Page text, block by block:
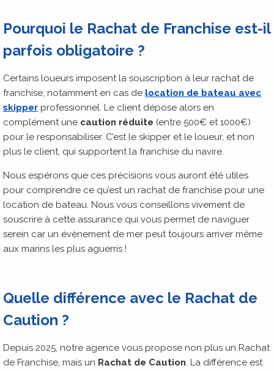
Pourquoi le Rachat de Franchise est-il
parfois obligatoire ?
Certains loueurs imposent la souscription à leur rachat de
franchise, notamment en cas de location de bateau avec
skipper professionnel. Le client dépose alors en
complément une caution réduite (entre 500€ et 1000€)
pour le responsabiliser. C’est le skipper et le loueur, et non
plus le client, qui supportent la franchise du navire.
Nous espérons que ces précisions vous auront été utiles
pour comprendre ce qu’est un rachat de franchise pour une
location de bateau. Nous vous conseillons vivement de
souscrire à cette assurance qui vous permet de naviguer
serein car un évènement de mer peut toujours arriver même
aux marins les plus aguerris !
Quelle différence avec le Rachat de
Caution ?
Depuis 2025, notre agence vous propose non plus un Rachat
de Franchise, mais un Rachat de Caution. La différence est